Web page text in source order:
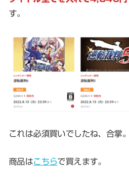
す。
これは必須買いでしたね、合掌。
商品はこちらで買えます。